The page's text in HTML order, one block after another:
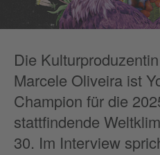
Die
Marcele Oliveira ist
Champion für die
stattfindende
30. Im Interview